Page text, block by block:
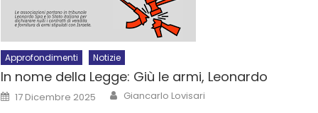
Approfondimenti Notizie
In nome della Legge: Giù le armi, Leonardo
17 Dicembre 2025 Giancarlo Lovisari